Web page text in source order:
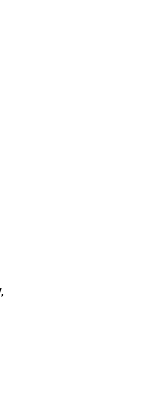
Peter’s city,